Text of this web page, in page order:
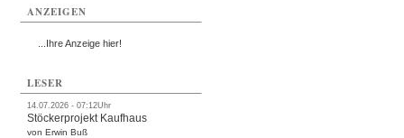
ANZEIGEN
...Ihre Anzeige hier!
LESER
14.07.2026 - 07:12Uhr
Stöckerprojekt Kaufhaus
von Erwin Buß